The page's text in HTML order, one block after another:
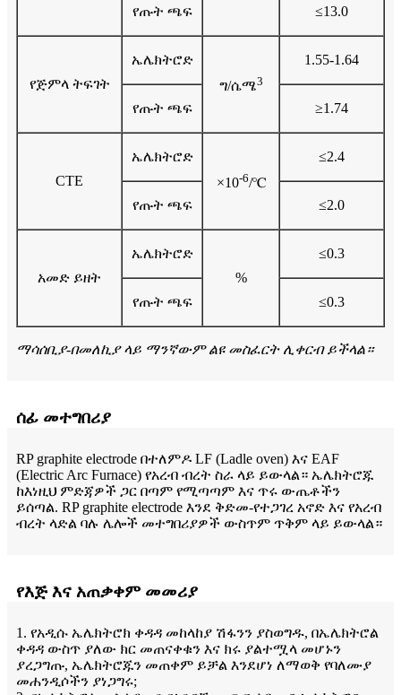
የጡት ጫፍ ≤13.0
የጅምላ ትፍገት
ኤሌክትሮድ
ግ/ሴሜ3
1.55-1.64
የጡት ጫፍ ≥1.74
CTE
ኤሌክትሮድ
×10-6/℃
≤2.4
የጡት ጫፍ ≤2.0
አመድ ይዘት
ኤሌክትሮድ
%
≤0.3
የጡት ጫፍ ≤0.3
ማሳሰቢያ-በመለኪያ ላይ ማንኛውም ልዩ መስፈርት ሊቀርብ ይችላል።
ሰፊ መተግበሪያ
RP graphite electrode በተለምዶ LF (Ladle oven) እና EAF
(Electric Arc Furnace) የአረብ ብረት ስራ ላይ ይውላል። ኤሌክትሮጁ
ከእነዚህ ምድጃዎች ጋር በጣም የሚጣጣም እና ጥሩ ውጤቶችን
ይሰጣል. RP graphite electrode እንደ ቅድመ-የተጋገረ አኖድ እና የአረብ
ብረት ላድል ባሉ ሌሎች መተግበሪያዎች ውስጥም ጥቅም ላይ ይውላል።
የእጅ እና አጠቃቀም መመሪያ
1. የአዲሱ ኤሌክትሮክ ቀዳዳ መከላከያ ሽፋንን ያስወግዱ, በኤሌክትሮል
ቀዳዳ ውስጥ ያለው ክር መጠናቀቁን እና ክሩ ያልተሟላ መሆኑን
ያረጋግጡ, ኤሌክትሮጁን መጠቀም ይቻል እንደሆነ ለማወቅ የባለሙያ
መሐንዲሶችን ያነጋግሩ;